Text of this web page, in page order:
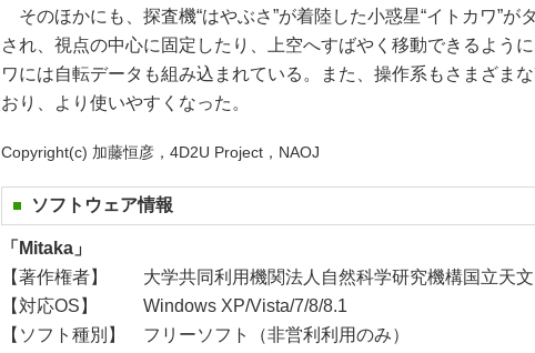
そのほかにも、探査機“はやぶさ”が着陸した小惑星“イトカワ”が
され、視点の中心に固定したり、上空へすばやく移動できるよう
ワには自転データも組み込まれている。また、操作系もさまざま
おり、より使いやすくなった。
Copyright(c) 加藤恒彦，4D2U Project，NAOJ
ソフトウェア情報
「Mitaka」
【著作権者】
大学共同利用機関法人自然科学研究機構国立天文
【対応OS】
Windows XP/Vista/7/8/8.1
【ソフト種別】
フリーソフト（非営利利用のみ）